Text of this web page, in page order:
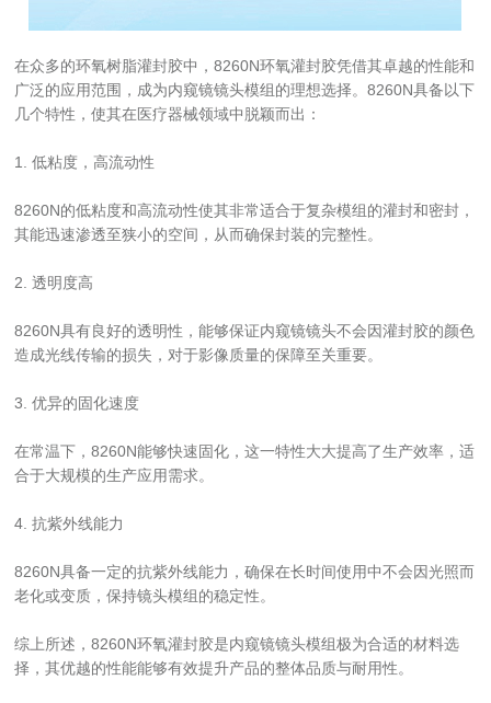
在众多的环氧树脂灌封胶中，8260N环氧灌封胶凭借其卓越的性能和
广泛的应用范围，成为内窥镜镜头模组的理想选择。8260N具备以下
几个特性，使其在医疗器械领域中脱颖而出：
1. 低粘度，高流动性
8260N的低粘度和高流动性使其非常适合于复杂模组的灌封和密封，
其能迅速渗透至狭小的空间，从而确保封装的完整性。
2. 透明度高
8260N具有良好的透明性，能够保证内窥镜镜头不会因灌封胶的颜色
造成光线传输的损失，对于影像质量的保障至关重要。
3. 优异的固化速度
在常温下，8260N能够快速固化，这一特性大大提高了生产效率，适
合于大规模的生产应用需求。
4. 抗紫外线能力
8260N具备一定的抗紫外线能力，确保在长时间使用中不会因光照而
老化或变质，保持镜头模组的稳定性。
综上所述，8260N环氧灌封胶是内窥镜镜头模组极为合适的材料选
择，其优越的性能能够有效提升产品的整体品质与耐用性。